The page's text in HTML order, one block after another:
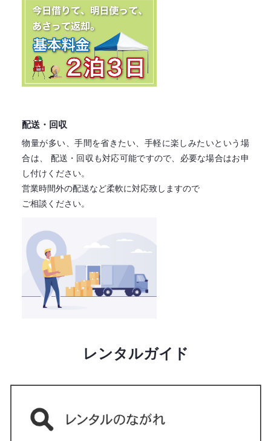
配送・回収
物量が多い、手間を省きたい、手軽に楽しみたいという場
合は、
配送・回収も対応可能ですので、必要な場合はお申
し付けください。
営業時間外の配送など柔軟に対応致しますので
ご相談ください。
レンタルガイド